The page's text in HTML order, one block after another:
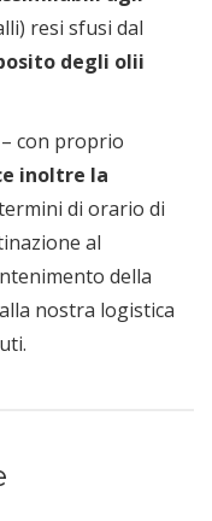
resi sfusi dal
degli olii
con proprio
inoltre la
di orario di
al
della
nostra logistica